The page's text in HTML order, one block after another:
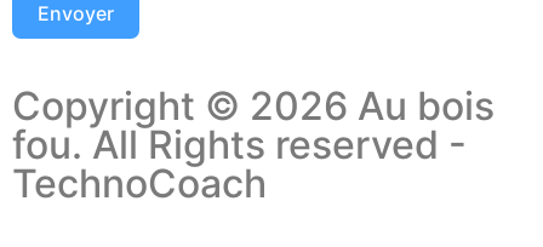
Envoyer
Copyright © 2026 Au bois
fou. All Rights reserved -
TechnoCoach